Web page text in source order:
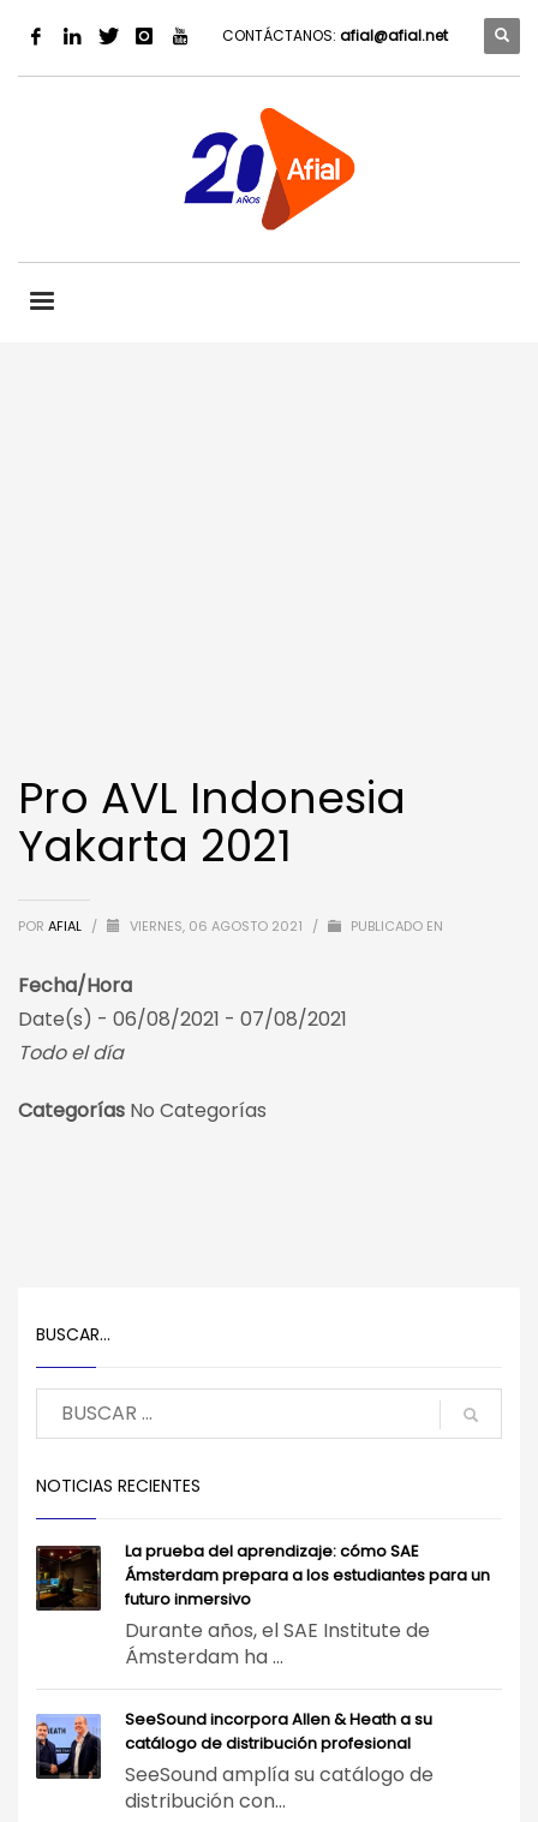
CONTÁCTANOS: afial@afial.net
Pro AVL Indonesia
Yakarta 2021
POR AFIAL / VIERNES, 06 AGOSTO 2021 / PUBLICADO EN
Fecha/Hora
Date(s) - 06/08/2021 - 07/08/2021
Todo el día
Categorías No Categorías
BUSCAR…
NOTICIAS RECIENTES
La prueba del aprendizaje: cómo SAE
Ámsterdam prepara a los estudiantes para un
futuro inmersivo
Durante años, el SAE Institute de
Ámsterdam ha ...
SeeSound incorpora Allen & Heath a su
catálogo de distribución profesional
SeeSound amplía su catálogo de
distribución con...